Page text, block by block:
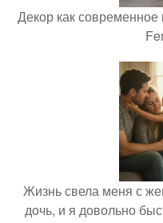
Декор как современное
Жизнь свела меня с
дочь, и я довольно